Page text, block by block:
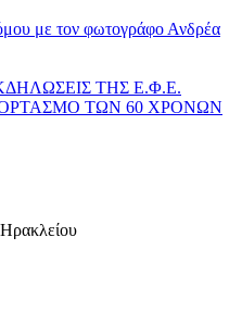
με τον φωτογράφο Ανδρέα
ΤΗΣ Ε.Φ.Ε.
ΤΩΝ 60 ΧΡΟΝΩΝ